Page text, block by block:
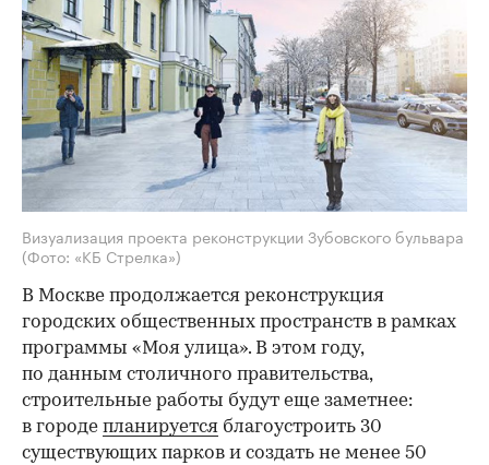
Визуализация проекта реконструкции Зубовского бульвара
(Фото: «КБ Стрелка»)
В Москве продолжается реконструкция
городских общественных пространств в рамках
программы «Моя улица». В этом году,
по данным столичного правительства,
строительные работы будут еще заметнее:
в городе планируется благоустроить 30
существующих парков и создать не менее 50